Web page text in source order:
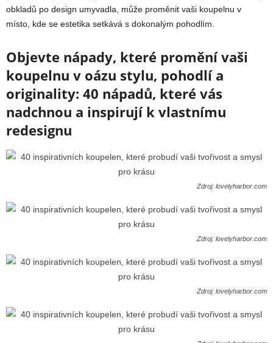
obkladů po design umyvadla, může proměnit vaši koupelnu v
místo, kde se estetika setkává s dokonalým pohodlím.
Objevte nápady, které promění vaši
koupelnu v oázu stylu, pohodlí a
originality: 40 nápadů, které vás
nadchnou a inspirují k vlastnímu
redesignu
Zdroj: lovelyharbor.com
Zdroj: lovelyharbor.com
Zdroj: lovelyharbor.com